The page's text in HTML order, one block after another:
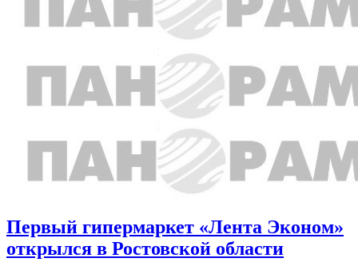
Первый гипермаркет «Лента Эконом»
открылся в Ростовской области